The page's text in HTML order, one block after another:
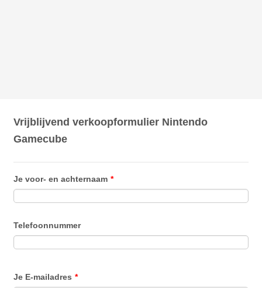
Vrijblijvend verkoopformulier Nintendo
Gamecube
Je voor- en achternaam *
Telefoonnummer
Je E-mailadres *